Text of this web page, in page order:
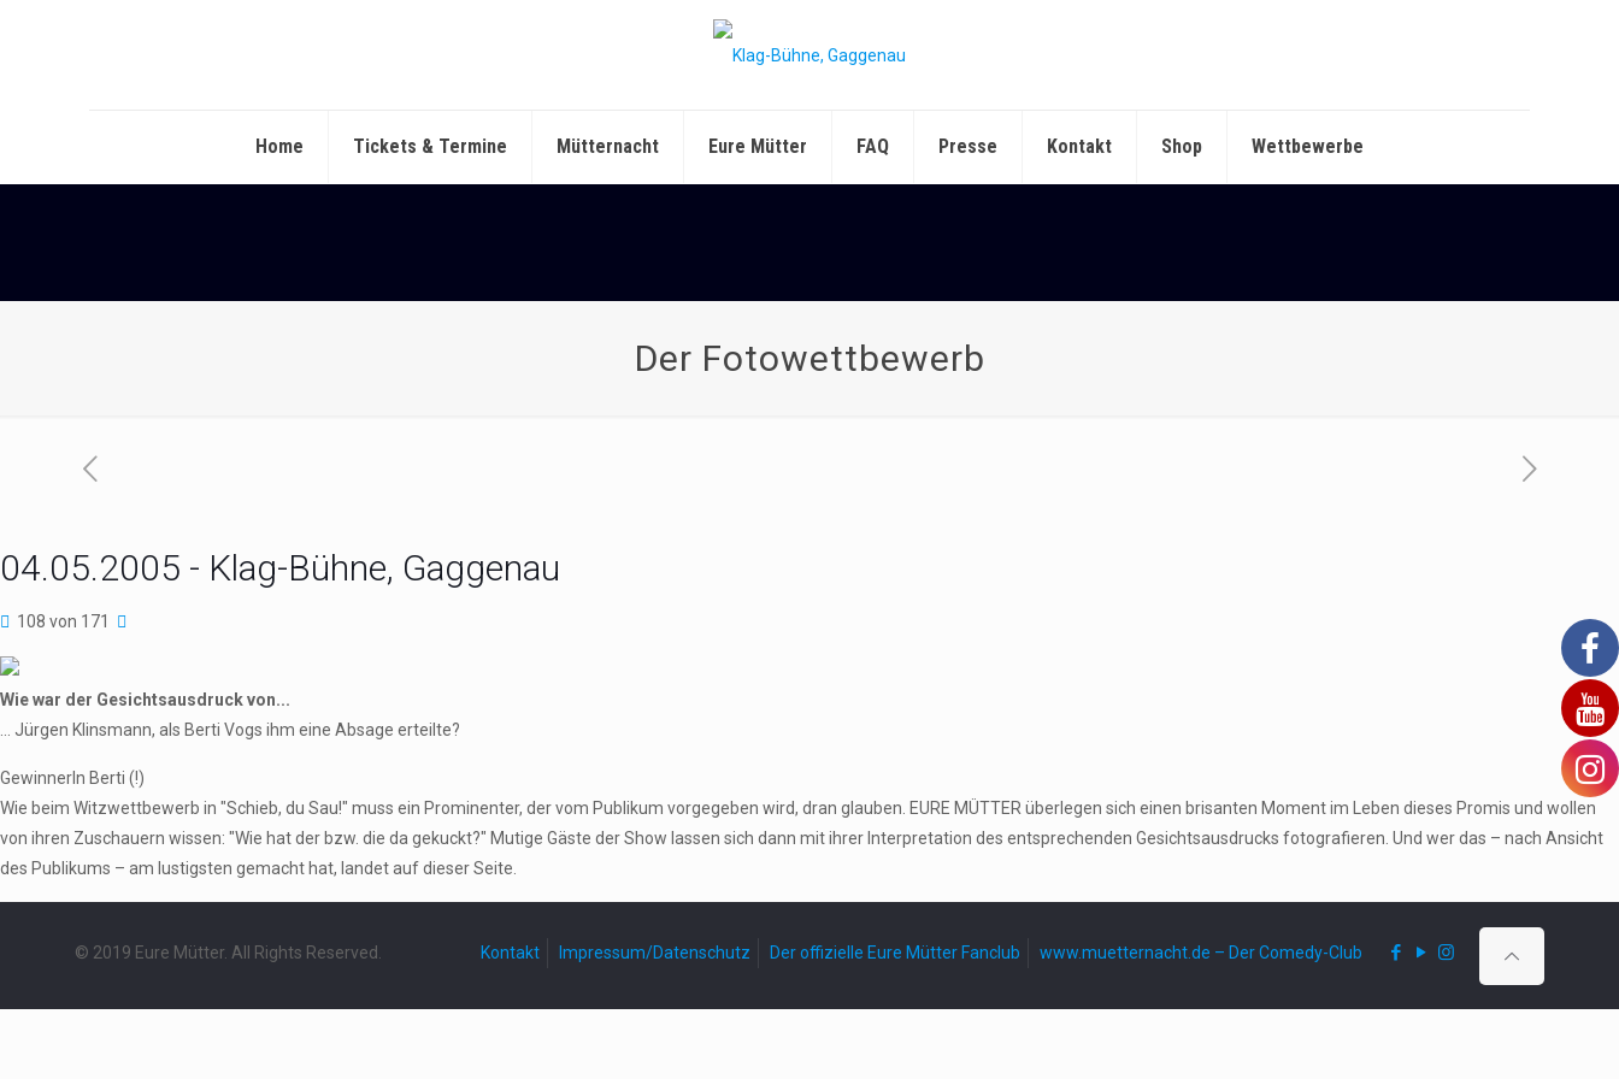
Home Tickets & Termine Mütternacht Eure Mütter FAQ Presse Kontakt Shop Wettbewerbe
Der Fotowettbewerb
04.05.2005 - Klag-Bühne, Gaggenau
108 von 171
Wie war der Gesichtsausdruck von...
... Jürgen Klinsmann, als Berti Vogs ihm eine Absage erteilte?
GewinnerIn Berti (!)
Wie beim Witzwettbewerb in "Schieb, du Sau!" muss ein Prominenter, der vom Publikum vorgegeben wird, dran glauben. EURE MÜTTER überlegen sich einen brisanten Moment im Leben dieses Promis und wollen
von ihren Zuschauern wissen: "Wie hat der bzw. die da gekuckt?" Mutige Gäste der Show lassen sich dann mit ihrer Interpretation des entsprechenden Gesichtsausdrucks fotografieren. Und wer das – nach Ansicht
des Publikums – am lustigsten gemacht hat, landet auf dieser Seite.
© 2019 Eure Mütter. All Rights Reserved. Kontakt Impressum/Datenschutz Der offizielle Eure Mütter Fanclub www.muetternacht.de – Der Comedy-Club